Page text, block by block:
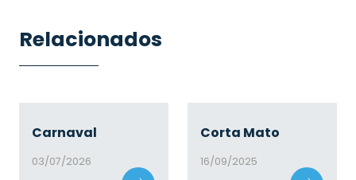
Relacionados
Carnaval
03/07/2026
Corta Mato
16/09/2025